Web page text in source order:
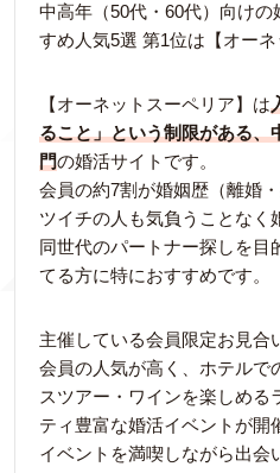
中高年（50代・60代）向け
すめ人気5選 第1位は【オーネ
【オーネットスーペリア】は
ること」という制限がある、
門の婚活サイトです。
会員の約7割が婚姻歴（離婚
ツイチの人も気負うことなく
同世代のパートナー探しを目
てる方に特におすすめです。
主催している会員限定お見合
会員の人気が高く、ホテルで
スツアー・ワインを楽しめる
ティ豊富な婚活イベントが開
イベントを満喫しながら出会